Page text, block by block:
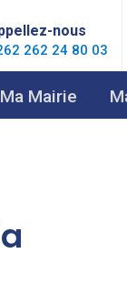
nous
262 24 80 03
Ma Mairie